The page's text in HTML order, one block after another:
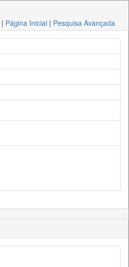
| Página Inicial | Pesquisa Avançada